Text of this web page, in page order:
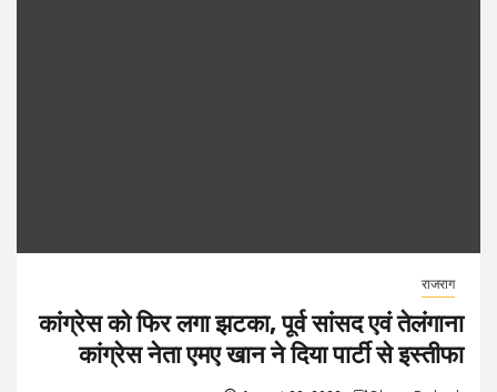
राजराग
कांग्रेस को फिर लगा झटका, पूर्व सांसद एवं तेलंगाना
कांग्रेस नेता एमए खान ने दिया पार्टी से इस्तीफा